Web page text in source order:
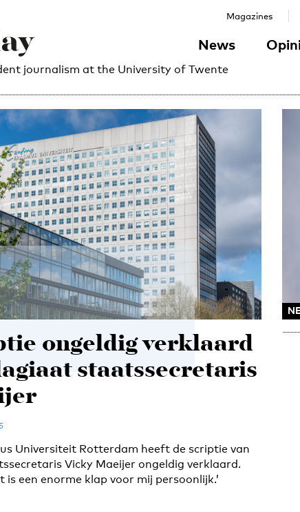
journalism at the University of Twente
News
Magazines
ongeldig verklaard
staatssecretaris
Universiteit Rotterdam heeft de scriptie van
Vicky Maeijer ongeldig verklaard.
is een enorme klap voor mij persoonlijk.’